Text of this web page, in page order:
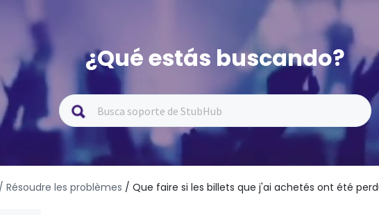
¿Qué estás buscando?
/ Résoudre les problèmes / Que faire si les billets que j'ai achetés ont été